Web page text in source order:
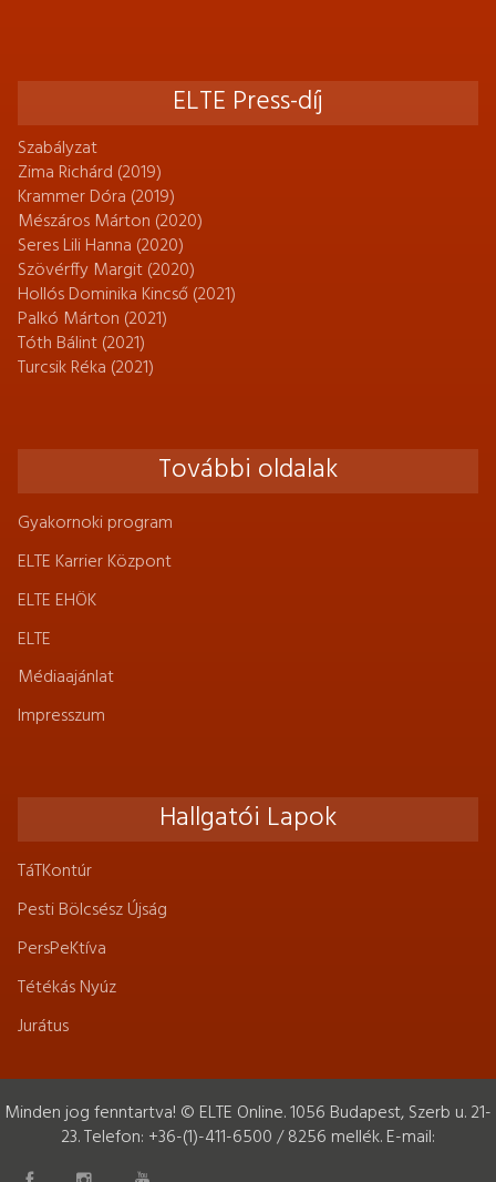
ELTE Press-díj
Szabályzat
Zima Richárd (2019)
Krammer Dóra (2019)
Mészáros Márton (2020)
Seres Lili Hanna (2020)
Szövérffy Margit (2020)
Hollós Dominika Kincső (2021)
Palkó Márton (2021)
Tóth Bálint (2021)
Turcsik Réka (2021)
További oldalak
Gyakornoki program
ELTE Karrier Központ
ELTE EHÖK
ELTE
Médiaajánlat
Impresszum
Hallgatói Lapok
TáTKontúr
Pesti Bölcsész Újság
PersPeKtíva
Tétékás Nyúz
Jurátus
Minden jog fenntartva! © ELTE Online. 1056 Budapest, Szerb u. 21-
23. Telefon: +36-(1)-411-6500 / 8256 mellék. E-mail: